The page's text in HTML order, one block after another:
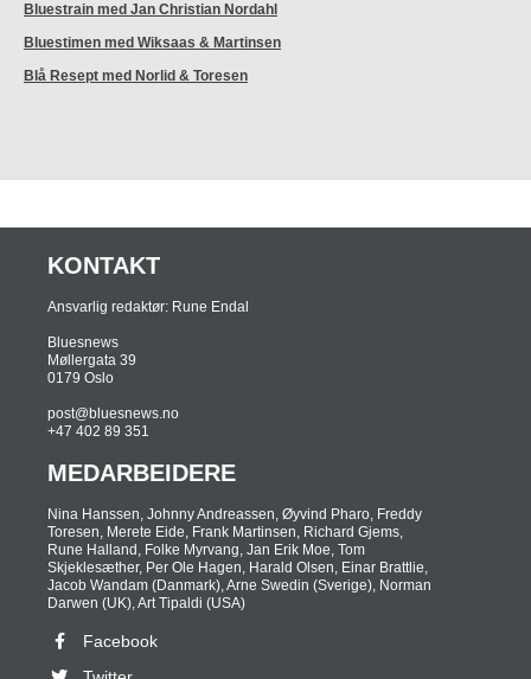
Bluestrain med Jan Christian Nordahl
Bluestimen med Wiksaas & Martinsen
Blå Resept med Norlid & Toresen
KONTAKT
Ansvarlig redaktør: Rune Endal
Bluesnews
Møllergata 39
0179 Oslo
post@bluesnews.no
+47 402 89 351
MEDARBEIDERE
Nina ­Hanssen, Johnny Andreassen, Øyvind Pharo, Freddy
Toresen, Merete Eide, Frank Martinsen, Richard Gjems,
Rune Halland, Folke Myrvang, Jan Erik Moe, Tom
Skjeklesæther, Per Ole Hagen, Harald Olsen, Einar Brattlie,
Jacob Wandam (Danmark), Arne Swedin (Sverige), Norman
Darwen (UK), Art Tipaldi (USA)
Facebook